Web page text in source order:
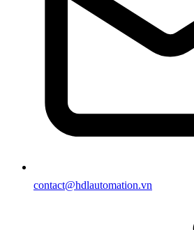
contact@hdlautomation.vn